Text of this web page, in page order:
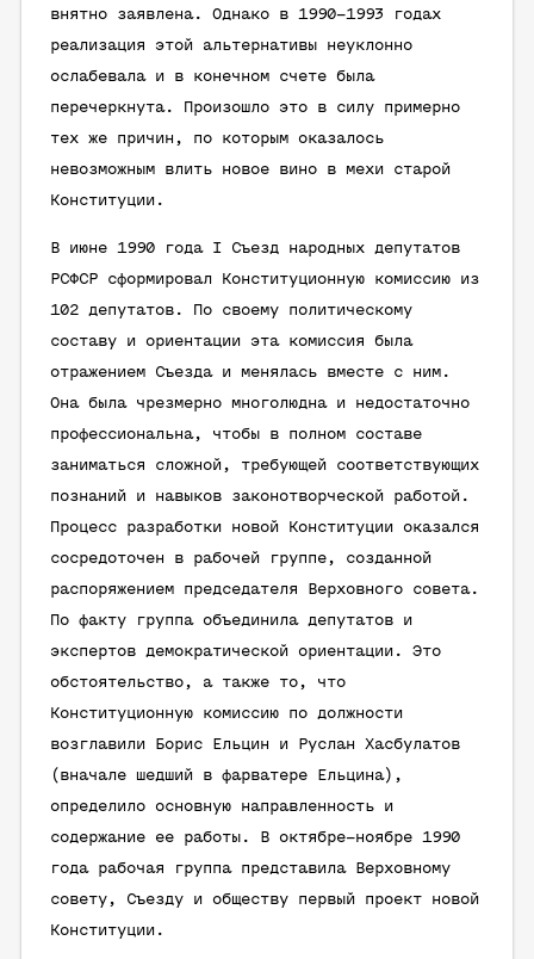
внятно заявлена. Однако в 1990–1993 годах
реализация этой альтернативы неуклонно
ослабевала и в конечном счете была
перечеркнута. Произошло это в силу примерно
тех же причин, по которым оказалось
невозможным влить новое вино в мехи старой
Конституции.
В июне 1990 года I Съезд народных депутатов
РСФСР сформировал Конституционную комиссию из
102 депутатов. По своему политическому
составу и ориентации эта комиссия была
отражением Съезда и менялась вместе с ним.
Она была чрезмерно многолюдна и недостаточно
профессиональна, чтобы в полном составе
заниматься сложной, требующей соответствующих
познаний и навыков законотворческой работой.
Процесс разработки новой Конституции оказался
сосредоточен в рабочей группе, созданной
распоряжением председателя Верховного совета.
По факту группа объединила депутатов и
экспертов демократической ориентации. Это
обстоятельство, а также то, что
Конституционную комиссию по должности
возглавили Борис Ельцин и Руслан Хасбулатов
(вначале шедший в фарватере Ельцина),
определило основную направленность и
содержание ее работы. В октябре–ноябре 1990
года рабочая группа представила Верховному
совету, Съезду и обществу первый проект новой
Конституции.